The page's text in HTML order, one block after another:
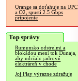
Orange sa doťahuje na UPC
a O2, spustí 2.5 Gbps
pripojenie
Top správy
Rumunsko odstrelmi a
blokádou mení tok Dunaja,
aby udržalo jadrovú
elektráreň v chode
Joj Play výrazne zdražuje